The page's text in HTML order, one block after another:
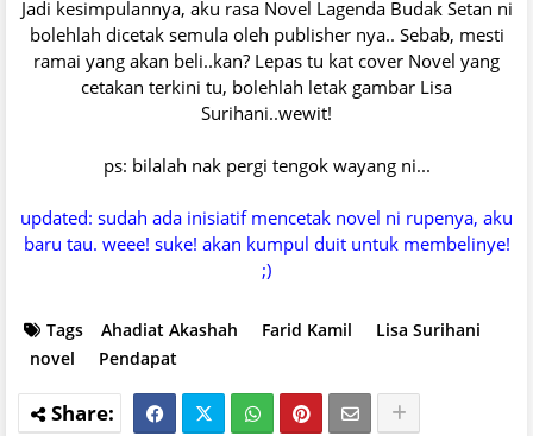
Jadi kesimpulannya, aku rasa Novel Lagenda Budak Setan ni
bolehlah dicetak semula oleh publisher nya.. Sebab, mesti
ramai yang akan beli..kan? Lepas tu kat cover Novel yang
cetakan terkini tu, bolehlah letak gambar Lisa
Surihani..wewit!
ps: bilalah nak pergi tengok wayang ni...
updated: sudah ada inisiatif mencetak novel ni rupenya, aku
baru tau. weee! suke! akan kumpul duit untuk membelinye!
;)
Tags Ahadiat Akashah Farid Kamil
Lisa Surihani
novel
Pendapat